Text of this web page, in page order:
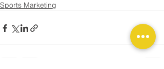
Sports Marketing